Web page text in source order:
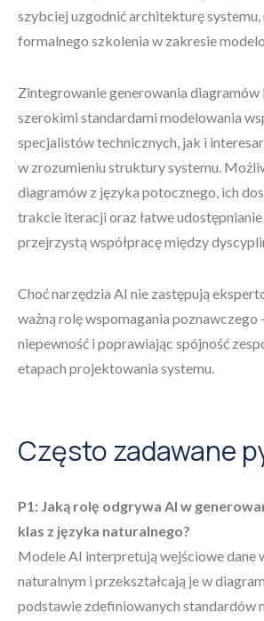
szybciej uzgodnić architekturę systemu,
formalnego szkolenia w zakresie
Zintegrowanie generowania diagramów
szerokimi standardami modelowania
specjalistów technicznych, jak i
w zrozumieniu struktury systemu.
diagramów z języka potocznego, ich
trakcie iteracji oraz łatwe
przejrzystą współpracę między
Choć narzędzia AI nie zastępują
ważną rolę wspomagania poznawczego
niepewność i poprawiając spójność
etapach projektowania systemu.
Często zadawane
P1: Jaką rolę odgrywa AI w
klas z języka naturalnego?
Modele AI interpretują wejściowe dane
naturalnym i przekształcają je w
podstawie zdefiniowanych standardów